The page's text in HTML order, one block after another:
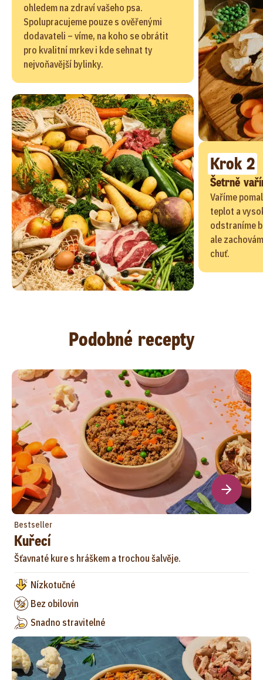
ohledem na zdraví vašeho psa.
Spolupracujeme pouze s ověřenými
dodavateli – víme, na koho se obrátit
pro kvalitní mrkev i kde sehnat ty
nejvoňavější bylinky.
Krok 2
Šetrně
Vaříme
teplot a
odstraníme
ale
chuť.
Podobné recepty
Bestseller
Kuřecí
Šťavnaté kure s hráškem a trochou šalvěje.
Nízkotučné
Bez obilovin
Snadno stravitelné